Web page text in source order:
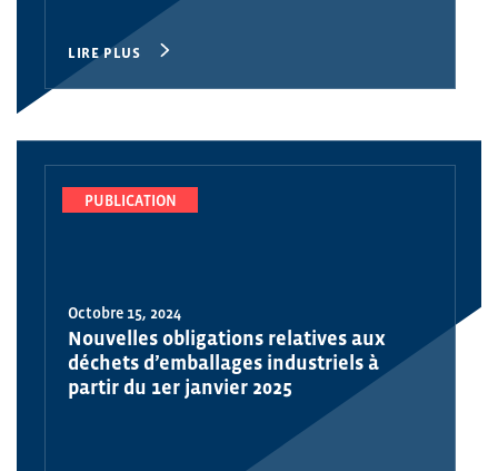
LIRE PLUS
PUBLICATION
Octobre 15, 2024
Nouvelles obligations relatives aux
déchets d’emballages industriels à
partir du 1er janvier 2025